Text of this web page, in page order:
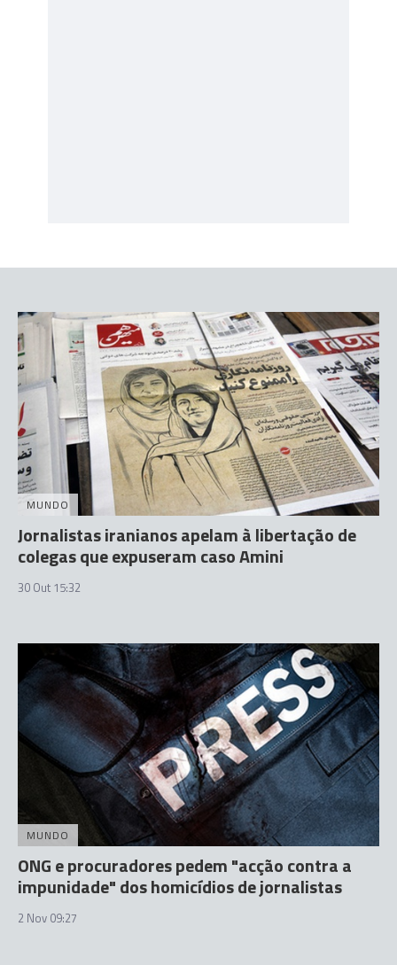
MUNDO
Jornalistas iranianos apelam à libertação de
colegas que expuseram caso Amini
30 Out 15:32
MUNDO
ONG e procuradores pedem "acção contra a
impunidade" dos homicídios de jornalistas
2 Nov 09:27